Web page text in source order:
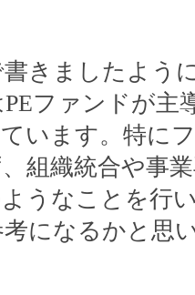
きましたよう
ファンドが主
います。特に
組織統合や事
うなことを行
になるかと思